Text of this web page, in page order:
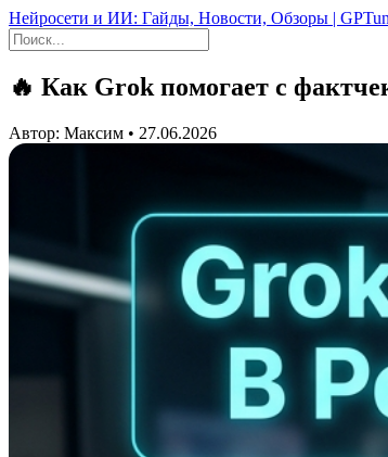
Нейросети и ИИ: Гайды, Новости, Обзоры |
🔥 Как Grok помогает с
Автор: Максим • 27.06.2026